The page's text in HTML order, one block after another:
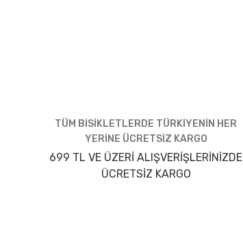
TÜM BİSİKLETLERDE TÜRKİYENİN HER
YERİNE ÜCRETSİZ KARGO
699 TL VE ÜZERİ ALIŞVERİŞLERİNİZDE
ÜCRETSİZ KARGO